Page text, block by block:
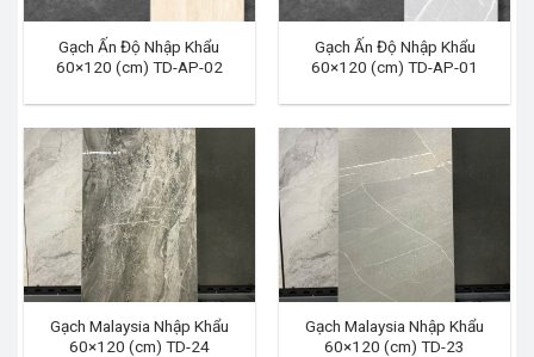
Gạch Ấn Độ Nhập Khẩu
60×120 (cm) TD-AP-02
Gạch Ấn Độ Nhập Khẩu
60×120 (cm) TD-AP-01
Gạch Malaysia Nhập Khẩu
60×120 (cm) TD-24
Gạch Malaysia Nhập Khẩu
60×120 (cm) TD-23